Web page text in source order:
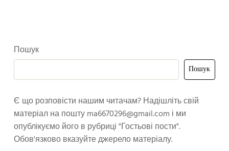
Пошук
Пошук
Є що розповісти нашим читачам? Надішліть свій
матеріал на поштуma6670296@gmail.com і ми
опублікуємо його в рубриці "Гостьові пости".
Обов'язково вказуйте джерело матеріалу.